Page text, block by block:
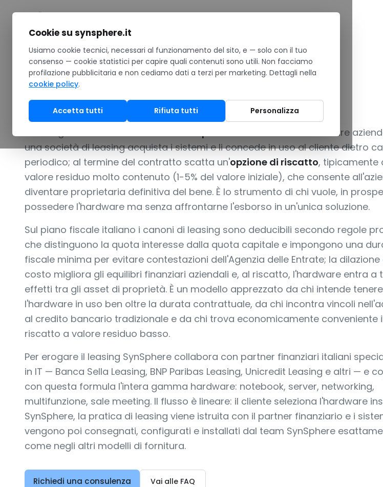
Home/Hardware /Noleggio/Leasing hardware
LEASING FINANZIARIO HARDWARE: DILAZIONE COSTO CON RISCATTO FINALE
Leasing hardware
dell'hardware
una società di leasing acquista i sistemi e li concede in uso al cliente dietro
periodico; al termine del contratto scatta un'opzione di riscatto, tipicamente
valore residuo molto contenuto (1-5% del valore iniziale), che consente
diventare proprietaria definitiva del bene. È lo strumento di chi vuole, in
possedere l'hardware ma senza affrontarne l'esborso in un'unica soluzione.
Sul piano fiscale italiano i canoni di leasing sono deducibili secondo regole
che distinguono la quota interesse dalla quota capitale e impongono una
fiscale minima per evitare contestazioni dell'Agenzia delle Entrate; la dilazione
costo migliora gli equilibri finanziari aziendali e, al riscatto, l'hardware entra a
effetti tra gli asset di proprietà. È un modello apprezzato da chi intende tenere
l'hardware in uso ben oltre la durata contrattuale, da chi incontra vincoli
al credito bancario tradizionale e da chi trova economicamente conveniente
riscatto a valore residuo basso.
Per erogare il leasing SynSphere collabora con partner finanziari italiani
in IT — Banca Sella Leasing, BNP Paribas Leasing, Unicredit Leasing e altri — e
con questa formula l'intera gamma hardware: notebook, server, networking,
multifunzione, sale meeting. Il flusso è lineare: il cliente seleziona l'hardware
SynSphere, la pratica di leasing viene istruita con il partner finanziario e i
vengono poi consegnati, configurati e installati dal team SynSphere
come negli altri modelli di fornitura.
Richiedi una consulenza Vai alle FAQ
Cookie su synsphere.it
Usiamo cookie tecnici, necessari al funzionamento del sito, e — solo con il tuo
consenso — cookie statistici per capire quali contenuti sono utili. Non facciamo
profilazione pubblicitaria e non cediamo dati a terzi per marketing. Dettagli nella
cookie policy.
Accetta tutti Rifiuta tutti Personalizza